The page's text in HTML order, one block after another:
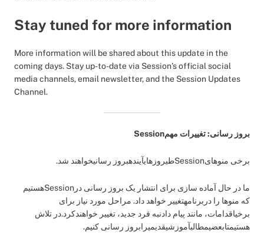
Stay tuned for more information
More information will be shared about this update in the
coming days. Stay up-to-date via Session’s official social
media channels, email newsletter, and the Session Updates
Channel.
بروز رسانی: تغییرات مهمSession
برخی منوهایSessionطیروزهایآیندهبروز رسانیخواهند شد.
ما در حال آماده سازی برای انتشار یک بروز رسانی درSessionهستیم
که منوها را دربرنامهتغییر خواهد داد. مراحل مورد نیاز برای
برخیاقدامات، مانند پیام دادنبه فرد جدید، تغییر خواهندکرد.در تلاش
هستیمتابعضیمطالبآموزشیقدیمیرابروز رسانی کنیم.